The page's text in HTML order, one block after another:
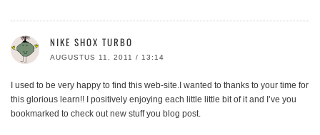
NIKE SHOX TURBO
AUGUSTUS 11, 2011 / 13:14
I used to be very happy to find this web-site.I wanted to thanks to your time for
this glorious learn!! I positively enjoying each little little bit of it and I’ve you
bookmarked to check out new stuff you blog post.